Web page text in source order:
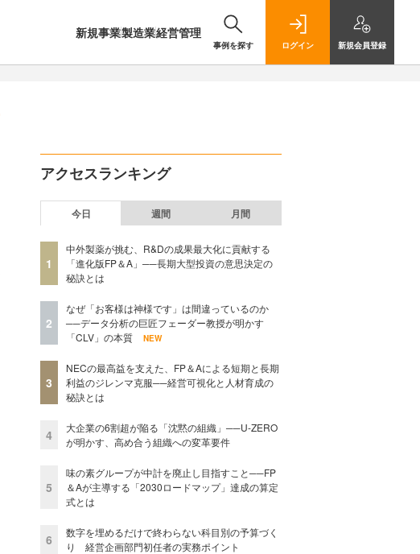
新規事業製造業経営管理
事例を探す ログイン 新規会員登録
アクセスランキング
今日 週間 月間
1
中外製薬が挑む、R&Dの成果最大化に貢献する
「進化版FP＆A」──長期大型投資の意思決定の
秘訣とは
2
なぜ「お客様は神様です」は間違っているのか
──データ分析の巨匠フェーダー教授が明かす
「CLV」の本質
NEW
3
NECの最高益を支えた、FP＆Aによる短期と長期
利益のジレンマ克服──経営可視化と人材育成の
秘訣とは
4
大企業の6割超が陥る「沈黙の組織」──U-ZERO
が明かす、高め合う組織への変革要件
5
味の素グループが中計を廃止し目指すこと──FP
＆Aが主導する「2030ロードマップ」達成の算定
式とは
6
数字を埋めるだけで終わらない科目別の予算づく
り 経営企画部門初任者の実務ポイント